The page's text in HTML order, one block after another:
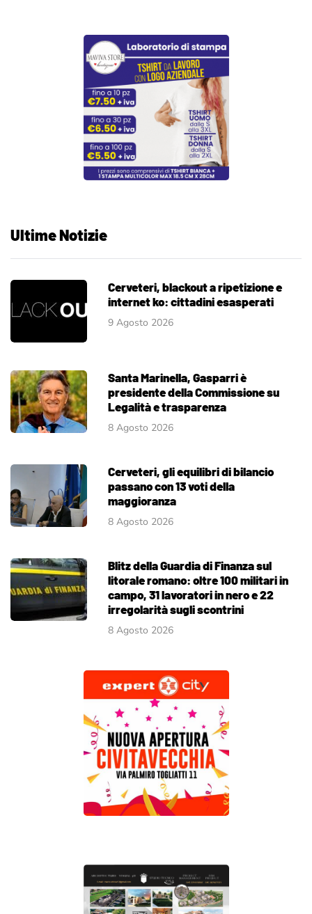
Ultime Notizie
Cerveteri, blackout a ripetizione e
internet ko: cittadini esasperati
9 Agosto 2026
Santa Marinella, Gasparri è
presidente della Commissione su
Legalità e trasparenza
8 Agosto 2026
Cerveteri, gli equilibri di bilancio
passano con 13 voti della
maggioranza
8 Agosto 2026
Blitz della Guardia di Finanza sul
litorale romano: oltre 100 militari in
campo, 31 lavoratori in nero e 22
irregolarità sugli scontrini
8 Agosto 2026